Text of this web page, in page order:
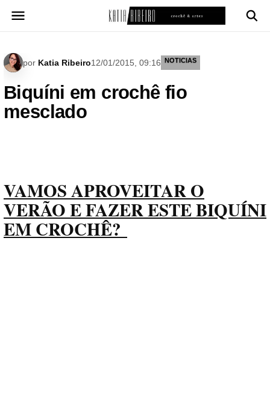
para
por Katia Ribeiro12/01/2015, 09:16 NOTICIAS
Biquíni em crochê fio
mesclado
VAMOS APROVEITAR O
VERÃO E FAZER ESTE BIQUÍNI
EM CROCHÊ?